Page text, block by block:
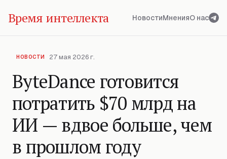
Время интеллекта НовостиМненияО нас
НОВОСТИ 27 мая 2026 г.
ByteDance готовится
потратить $70 млрд на
ИИ — вдвое больше, чем
в прошлом году